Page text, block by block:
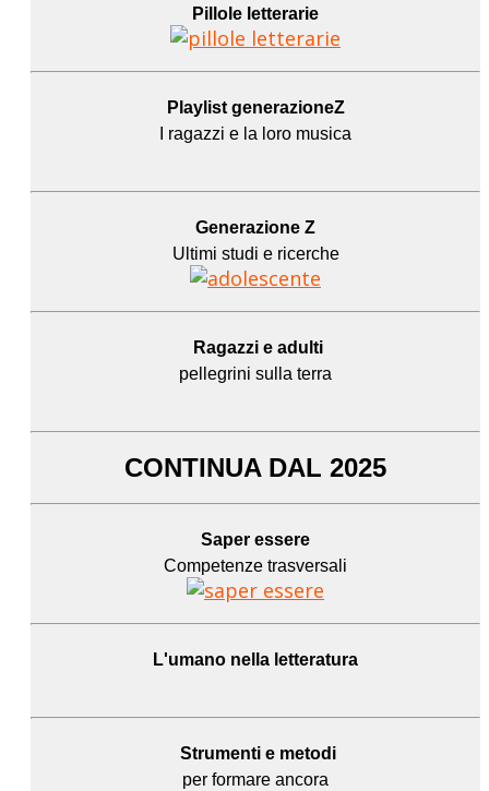
Pillole letterarie
Playlist generazioneZ
I ragazzi e la loro musica
Generazione Z
Ultimi studi e ricerche
Ragazzi e adulti
pellegrini sulla terra
CONTINUA DAL 2025
Saper essere
Competenze trasversali
L'umano nella letteratura
Strumenti e metodi
per formare ancora